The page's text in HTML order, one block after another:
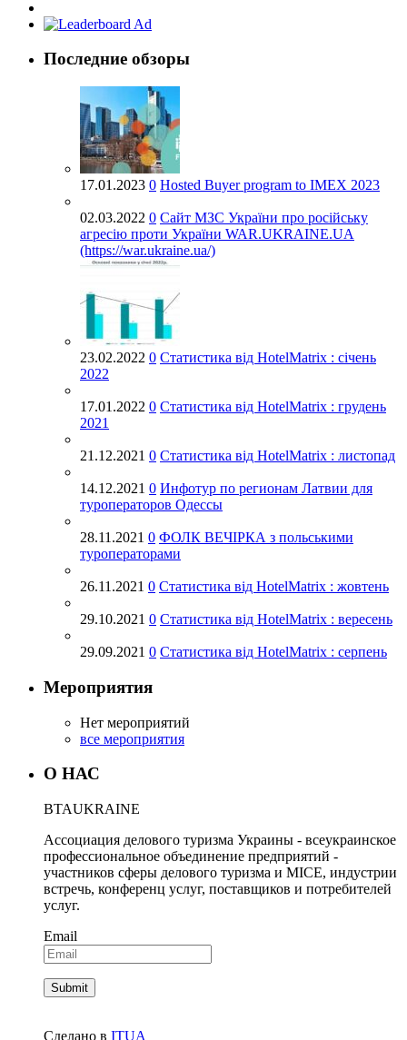
Последние обзоры
17.01.2023 0 Hosted Buyer program to IMEX 2023
02.03.2022 0 Cайт МЗС України про російську
агресію проти України WAR.UKRAINE.UA
(https://war.ukraine.ua/)
23.02.2022 0 Статистика від HotelMatrix : січень
2022
17.01.2022 0 Статистика від HotelMatrix : грудень
2021
21.12.2021 0 Статистика від HotelMatrix : листопад
14.12.2021 0 Инфотур по регионам Латвии для
туроператоров Одессы
28.11.2021 0 ФОЛК ВЕЧІРКА з польськими
туроператорами
26.11.2021 0 Статистика від HotelMatrix : жовтень
29.10.2021 0 Статистика від HotelMatrix : вересень
29.09.2021 0 Статистика від HotelMatrix : серпень
Мероприятия
Нет мероприятий
все мероприятия
О НАС
BTAUKRAINE
Ассоциация делового туризма Украины - всеукраинское
профессиональное объединение предприятий -
участников сферы делового туризма и MICE, индустрии
встречь, конференц услуг, поставщиков и потребителей
услуг.
Email
Сделано в ITUA